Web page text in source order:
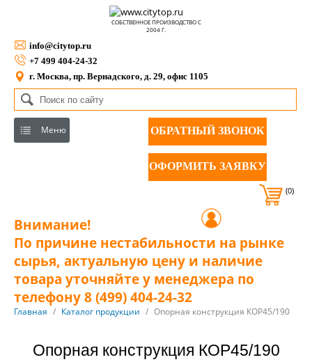
СОБСТВЕННОЕ ПРОИЗВОДСТВО С
2004 Г.
info@citytop.ru
+7 499 404-24-32
г. Москва, пр. Вернадского, д. 29, офис 1105
Меню ОБРАТНЫЙ ЗВОНОК
ОФОРМИТЬ ЗАЯВКУ
(0)
Внимание!
По причине нестабильности на рынке
сырья, актуальную цену и наличие
товара уточняйте у менеджера по
телефону 8 (499) 404-24-32
Главная / Каталог продукции / Опорная конструкция КОР45/190
Опорная конструкция КОР45/190